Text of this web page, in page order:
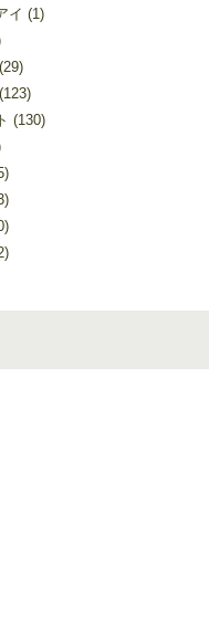
イ (1)
(29)
(123)
(130)